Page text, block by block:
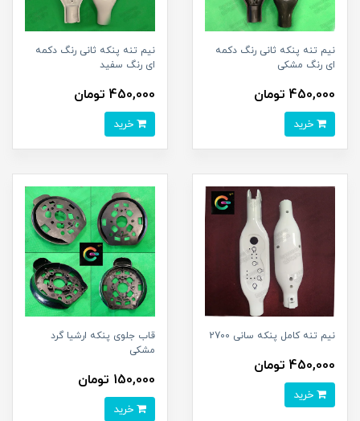
نیم تنه پنکه ثانی رنگ دکمه
ای رنگ مشکی
450,000 تومان
نیم تنه پنکه ثانی رنگ دکمه
ای رنگ سفید
450,000 تومان
نیم تنه کامل پنکه سانی 2700
450,000 تومان
قاب جلوی پنکه ارشیا گرد
مشکی
150,000 تومان